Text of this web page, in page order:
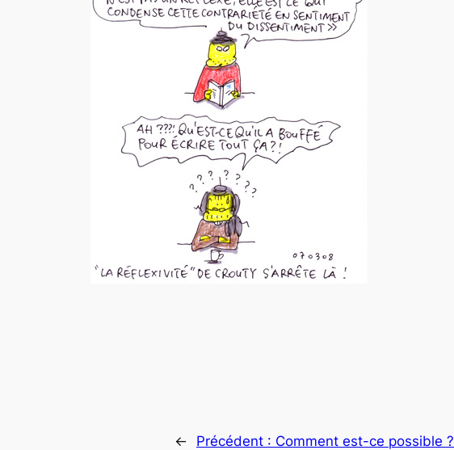
← Précédent : Comment est-ce possible ?